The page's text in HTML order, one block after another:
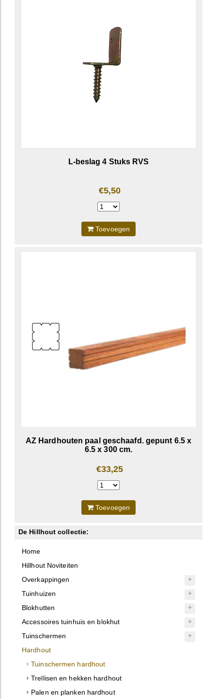
L-beslag 4 Stuks RVS
€5,50
Toevoegen
AZ Hardhouten paal geschaafd. gepunt 6.5 x
6.5 x 300 cm.
€33,25
Toevoegen
De Hillhout collectie:
Home
Hillhout Noviteiten
Overkappingen
Tuinhuizen
Blokhutten
Accessoires tuinhuis en blokhut
Tuinschermen
Hardhout
Tuinschermen hardhout
Trellisen en hekken hardhout
Palen en planken hardhout